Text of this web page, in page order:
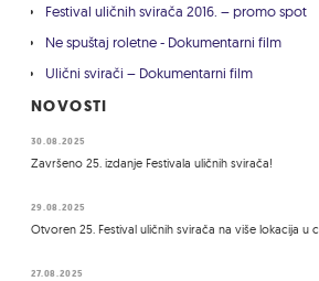
Festival uličnih svirača 2016. – promo spot
Ne spuštaj roletne - Dokumentarni film
Ulični svirači – Dokumentarni film
NOVOSTI
30.08.2025
Završeno 25. izdanje Festivala uličnih svirača!
29.08.2025
Otvoren 25. Festival uličnih svirača na više lokacija u
27.08.2025